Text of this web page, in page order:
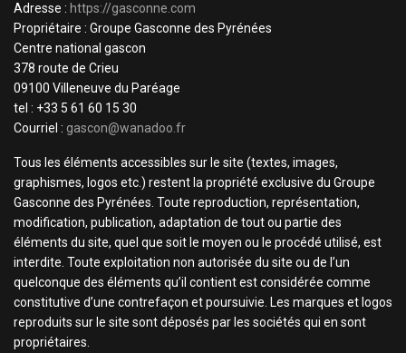
Adresse : https://gasconne.com
Propriétaire : Groupe Gasconne des Pyrénées
Centre national gascon
378 route de Crieu
09100 Villeneuve du Paréage
tel : +33 5 61 60 15 30
Courriel : gascon@wanadoo.fr
Tous les éléments accessibles sur le site (textes, images,
graphismes, logos etc.) restent la propriété exclusive du Groupe
Gasconne des Pyrénées. Toute reproduction, représentation,
modification, publication, adaptation de tout ou partie des
éléments du site, quel que soit le moyen ou le procédé utilisé, est
interdite. Toute exploitation non autorisée du site ou de l’un
quelconque des éléments qu’il contient est considérée comme
constitutive d’une contrefaçon et poursuivie. Les marques et logos
reproduits sur le site sont déposés par les sociétés qui en sont
propriétaires.